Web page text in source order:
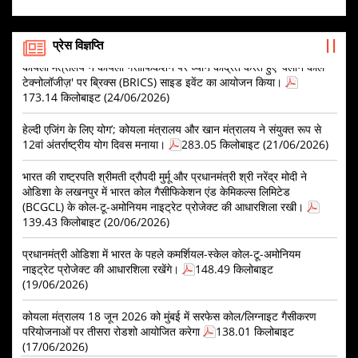
सतह पर मौजूद कोयले/लिग्नाइट के गैसीकरण प्रोजेक्ट्स को बढ़ावा देने की
प्रस्ताव का अनुरोध (RFP)
प्री-एप्लीकेशन कॉन्फ्रेंस के लिए सूचना
203.78 किलोबाइट
(16/07/2026)
जन विश्वास (प्रावधानों में संशोधन) अधिनियम, 2026 के लागू होने के
परिणामस्वरूप नियमों में संशोधन के मसौदे पर परामर्श – इस संबंध में।
1.15 मेगा बाइट (13/07/2026)
कोयला खदान भविष्य निधि और विविध प्रावधान (जुर्माना और अपील का
निर्णय) नियम, 2026 के मसौदे पर हितधारकों के साथ परामर्श - इस संबंध
में।
538.29 किलोबाइट (13/07/2026)
सतह पर कोयला/लिग्नाइट गैसीफिकेशन परियोजनाओं को बढ़ावा देने की
योजना: राउंड-1 आवेदन प्रक्रिया की समय-सीमा - संबंधित।
821.84
किलोबाइट (07/07/2026)
पावर सेक्टर के लिए स्टैंडिंग लिंकेज कमिटी (लॉन्ग-टर्म) - SLC(LT) नंबर
02/2026 की बैठक का विवरण
3.99 मेगा बाइट (06/07/2026)
मई 2026 के महीने के लिए आधार वर्ष 2017-18 (अस्थायी) वाला राष्ट्रीय
प्रेस विज्ञप्ति
स्वीकार करने की सूचना जारी की।
113.29 किलोबाइट (02/07/2026)
कोयला मंत्रालय ने कोयला गैसीफिकेशन पर ध्यान केंद्रित करते हुए 'क्लीन कोल
टेक्नोलॉजीज़' पर ब्रिक्स (BRICS) साइड इवेंट का आयोजन किया।
173.14 किलोबाइट (24/06/2026)
हेल्दी एजिंग के लिए योग’; कोयला मंत्रालय और खान मंत्रालय ने संयुक्त रूप से
12वां अंतर्राष्ट्रीय योग दिवस मनाया।
283.05 किलोबाइट (21/06/2026)
भारत की राष्ट्रपति श्रीमती द्रौपदी मुर्मू और प्रधानमंत्री श्री नरेंद्र मोदी ने
ओडिशा के लखनपुर में भारत कोल गैसीफिकेशन एंड केमिकल्स लिमिटेड
(BCGCL) के कोल-टू-अमोनियम नाइट्रेट प्रोजेक्ट की आधारशिला रखी।
139.43 किलोबाइट (20/06/2026)
प्रधानमंत्री ओडिशा में भारत के पहले कमर्शियल-स्केल कोल-टू-अमोनियम
नाइट्रेट प्रोजेक्ट की आधारशिला रखेंगे।
148.49 किलोबाइट
(19/06/2026)
कोयला मंत्रालय 18 जून 2026 को मुंबई में सरफेस कोल/लिग्नाइट गैसीकरण
परियोजनाओं पर तीसरा रोडशो आयोजित करेगा
138.01 किलोबाइट
(17/06/2026)